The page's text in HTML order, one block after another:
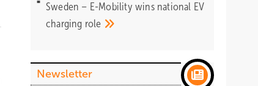
Sweden – E-Mobility wins national EV
charging role
Newsletter